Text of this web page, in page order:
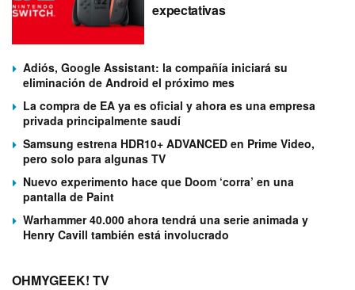
expectativas
Adiós, Google Assistant: la compañía iniciará su
eliminación de Android el próximo mes
La compra de EA ya es oficial y ahora es una empresa
privada principalmente saudí
Samsung estrena HDR10+ ADVANCED en Prime Video,
pero solo para algunas TV
Nuevo experimento hace que Doom ‘corra’ en una
pantalla de Paint
Warhammer 40.000 ahora tendrá una serie animada y
Henry Cavill también está involucrado
OHMYGEEK! TV